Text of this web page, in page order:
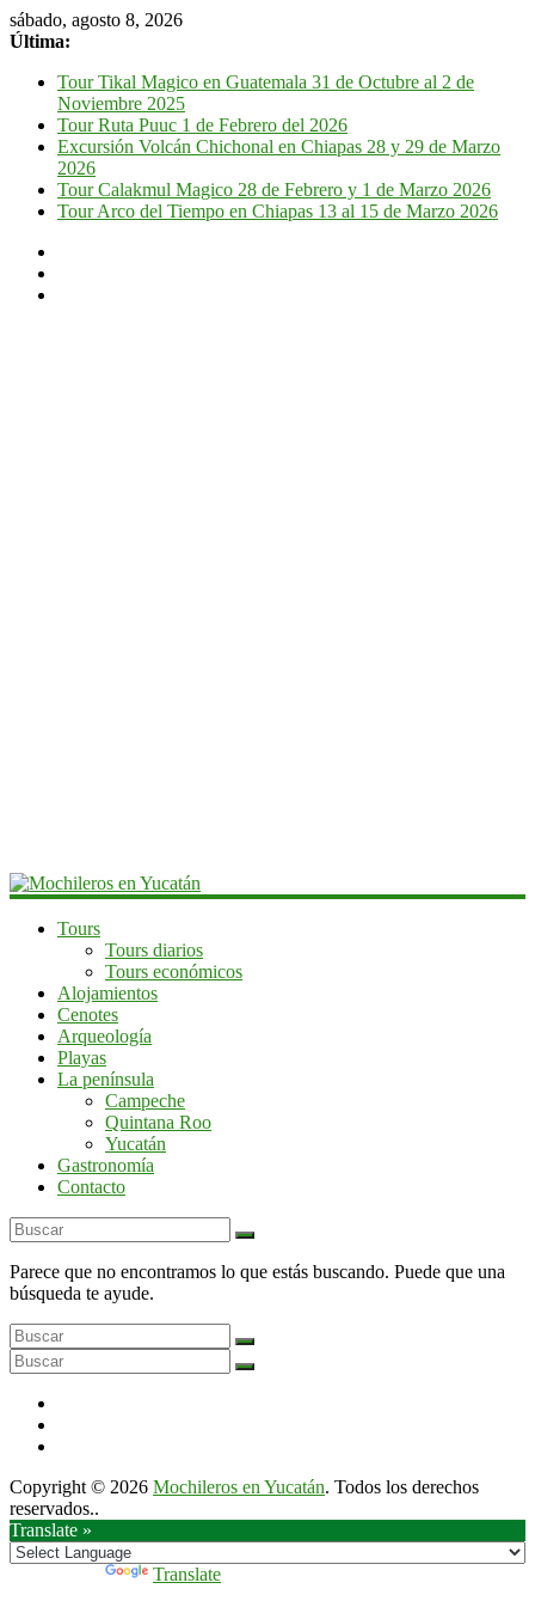
sábado, agosto 8, 2026
Última:
Tour Tikal Magico en Guatemala 31 de Octubre al 2 de
Noviembre 2025
Tour Ruta Puuc 1 de Febrero del 2026
Excursión Volcán Chichonal en Chiapas 28 y 29 de Marzo
2026
Tour Calakmul Magico 28 de Febrero y 1 de Marzo 2026
Tour Arco del Tiempo en Chiapas 13 al 15 de Marzo 2026
Mochileros
Yucatán
Yucatán
Tours
Tours diarios
Tours económicos
Alojamientos
Cenotes
Arqueología
Playas
La península
Campeche
Quintana Roo
Yucatán
Gastronomía
Contacto
Parece que no encontramos lo que estás buscando. Puede que una
búsqueda te ayude.
Copyright © 2026 Mochileros en Yucatán. Todos los derechos
reservados..
Translate »
Translate